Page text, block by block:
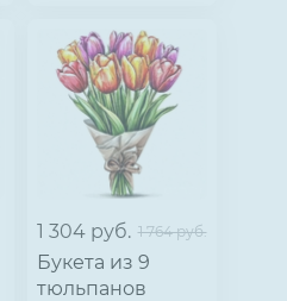
1 304 руб. 1 764 руб.
Букета из 9
тюльпанов